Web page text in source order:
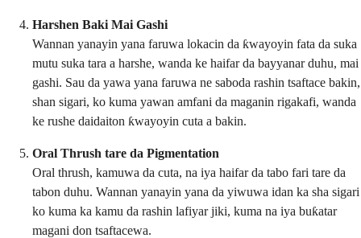
Harshen Baki Mai Gashi
Wannan yanayin yana faruwa lokacin da ƙwayoyin fata da suka
mutu suka tara a harshe, wanda ke haifar da bayyanar duhu, mai
gashi. Sau da yawa yana faruwa ne saboda rashin tsaftace bakin,
shan sigari, ko kuma yawan amfani da maganin rigakafi, wanda
ke rushe daidaiton ƙwayoyin cuta a bakin.
Oral Thrush tare da Pigmentation
Oral thrush, kamuwa da cuta, na iya haifar da tabo fari tare da
tabon duhu. Wannan yanayin yana da yiwuwa idan ka sha sigari
ko kuma ka kamu da rashin lafiyar jiki, kuma na iya buƙatar
magani don tsaftacewa.